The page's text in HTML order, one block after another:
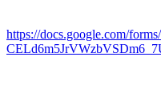
https://docs.google.com/